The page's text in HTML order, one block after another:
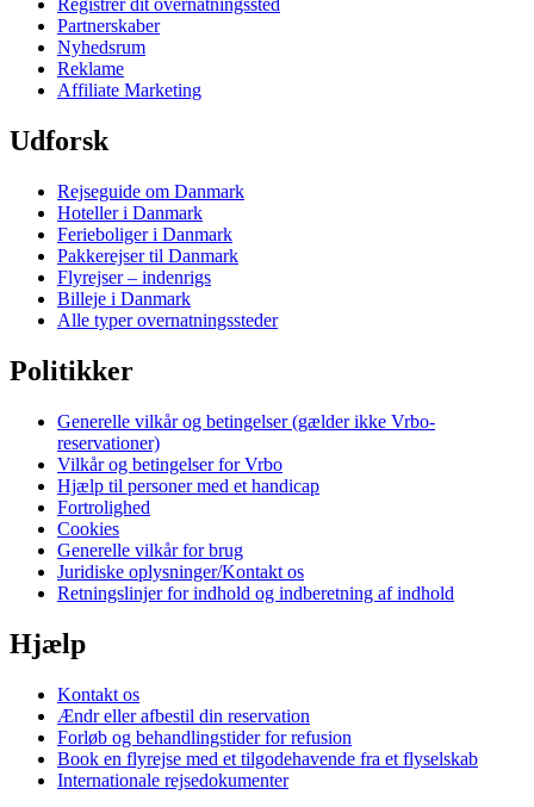
Registrer dit overnatningssted
Partnerskaber
Nyhedsrum
Reklame
Affiliate Marketing
Udforsk
Rejseguide om Danmark
Hoteller i Danmark
Ferieboliger i Danmark
Pakkerejser til Danmark
Flyrejser – indenrigs
Billeje i Danmark
Alle typer overnatningssteder
Politikker
Generelle vilkår og betingelser (gælder ikke Vrbo-
reservationer)
Vilkår og betingelser for Vrbo
Hjælp til personer med et handicap
Fortrolighed
Cookies
Generelle vilkår for brug
Juridiske oplysninger/Kontakt os
Retningslinjer for indhold og indberetning af indhold
Hjælp
Kontakt os
Ændr eller afbestil din reservation
Forløb og behandlingstider for refusion
Book en flyrejse med et tilgodehavende fra et flyselskab
Internationale rejsedokumenter